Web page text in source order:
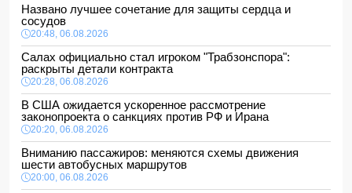
Названо лучшее сочетание для защиты сердца и
сосудов
20:48, 06.08.2026
Салах официально стал игроком "Трабзонспора":
раскрыты детали контракта
20:28, 06.08.2026
В США ожидается ускоренное рассмотрение
законопроекта о санкциях против РФ и Ирана
20:20, 06.08.2026
Вниманию пассажиров: меняются схемы движения
шести автобусных маршрутов
20:00, 06.08.2026